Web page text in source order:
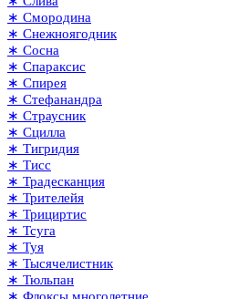
∗ Смородина
∗ Снежноягодник
∗ Сосна
∗ Спараксис
∗ Спирея
∗ Стефанандра
∗ Страусник
∗ Сцилла
∗ Тигридия
∗ Тисс
∗ Традесканция
∗ Трителейя
∗ Трициртис
∗ Тсуга
∗ Туя
∗ Тысячелистник
∗ Тюльпан